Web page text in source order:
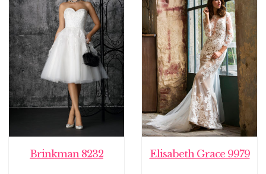
Brinkman 8232 Elisabeth Grace 9979